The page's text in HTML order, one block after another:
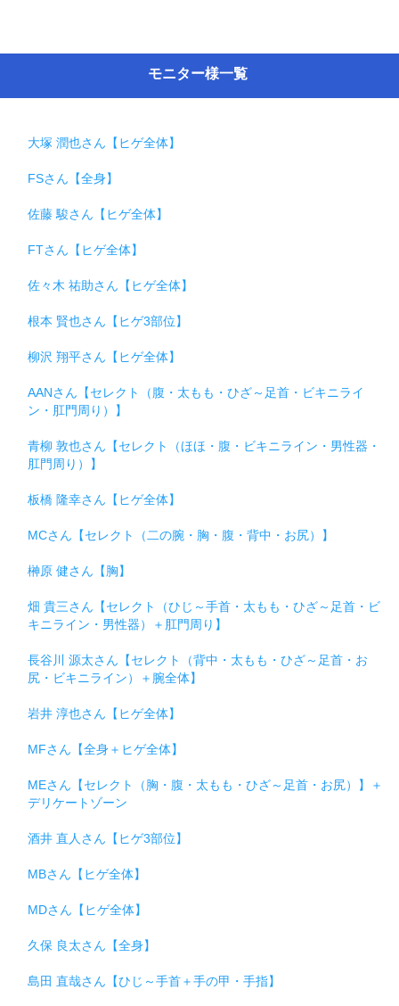
モニター様一覧
大塚 潤也さん【ヒゲ全体】
FSさん【全身】
佐藤 駿さん【ヒゲ全体】
FTさん【ヒゲ全体】
佐々木 祐助さん【ヒゲ全体】
根本 賢也さん【ヒゲ3部位】
柳沢 翔平さん【ヒゲ全体】
AANさん【セレクト（腹・太もも・ひざ～足首・ビキニライ
ン・肛門周り）】
青柳 敦也さん【セレクト（ほほ・腹・ビキニライン・男性器・
肛門周り）】
板橋 隆幸さん【ヒゲ全体】
MCさん【セレクト（二の腕・胸・腹・背中・お尻）】
榊原 健さん【胸】
畑 貴三さん【セレクト（ひじ～手首・太もも・ひざ～足首・ビ
キニライン・男性器）＋肛門周り】
長谷川 源太さん【セレクト（背中・太もも・ひざ～足首・お
尻・ビキニライン）＋腕全体】
岩井 淳也さん【ヒゲ全体】
MFさん【全身＋ヒゲ全体】
MEさん【セレクト（胸・腹・太もも・ひざ～足首・お尻）】＋
デリケートゾーン
酒井 直人さん【ヒゲ3部位】
MBさん【ヒゲ全体】
MDさん【ヒゲ全体】
久保 良太さん【全身】
島田 直哉さん【ひじ～手首＋手の甲・手指】